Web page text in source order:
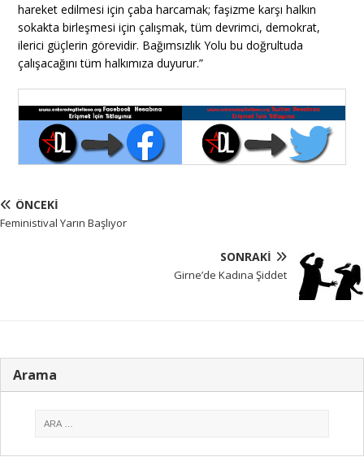
hareket edilmesi için çaba harcamak; faşizme karşı halkın
sokakta birleşmesi için çalışmak, tüm devrimci, demokrat,
ilerici güçlerin görevidir. Bağımsızlık Yolu bu doğrultuda
çalışacağını tüm halkımıza duyurur.”
ÖNCEKI
Feministival Yarın Başlıyor
SONRAKI
Girne’de Kadına Şiddet
Arama